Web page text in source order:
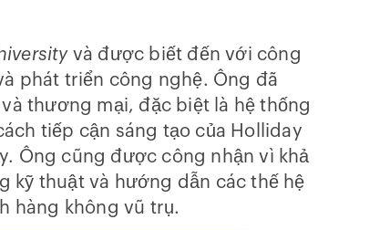
và được biết đến với công
phát triển công nghệ. Ông đã
thương mại, đặc biệt là hệ thống
tiếp cận sáng tạo của Holliday
Ông cũng được công nhận vì khả
kỹ thuật và hướng dẫn các thế hệ
hàng không vũ trụ.